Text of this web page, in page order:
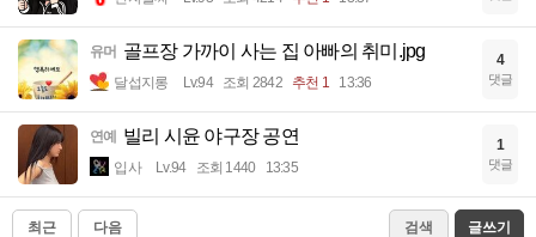
유머 골프장 가까이 사는 집 아빠의 취미.jpg
달섭지롱 Lv.94 조회 2842 추천 1 13:36
4
댓글
연예 빌리 시윤 야구장 공연
입사 Lv.94 조회 1440 13:35
1
댓글
최근 다음 검색 글쓰기